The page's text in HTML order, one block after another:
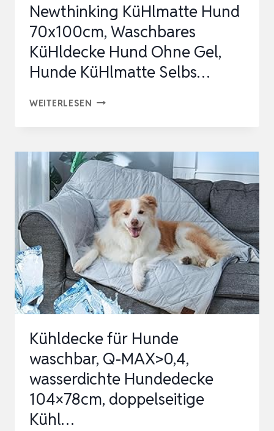
Newthinking KüHlmatte Hund
70x100cm, Waschbares
KüHldecke Hund Ohne Gel,
Hunde KüHlmatte Selbs…
WEITERLESEN NEWTHINKING
70X100CM,
WASCHBARES
KÜHLDECKE
HUND
OHNE
GEL,
HUNDE
KÜHLMATTE
SELBS…
Kühldecke für Hunde
waschbar, Q-MAX>0,4,
wasserdichte Hundedecke
104×78cm, doppelseitige
Kühl…